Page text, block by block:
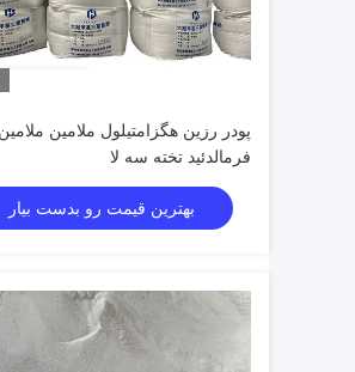
پودر رزین هگزامتیلول ملامین ملامین
فرمالدئید تخته سه لا
بهترین قیمت رو بدست بیار